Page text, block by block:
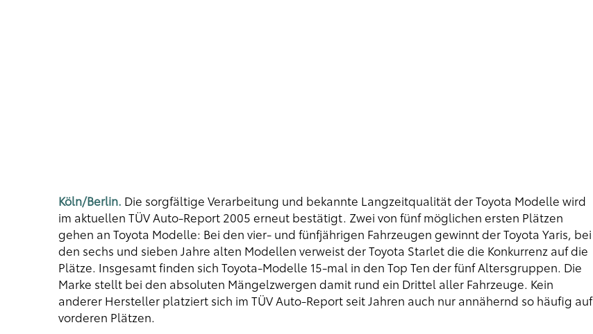
Köln/Berlin. Die sorgfältige Verarbeitung und bekannte Langzeitqualität der Toyota Modelle wird
im aktuellen TÜV Auto-Report 2005 erneut bestätigt. Zwei von fünf möglichen ersten Plätzen
gehen an Toyota Modelle: Bei den vier- und fünfjährigen Fahrzeugen gewinnt der Toyota Yaris, bei
den sechs und sieben Jahre alten Modellen verweist der Toyota Starlet die die Konkurrenz auf die
Plätze. Insgesamt finden sich Toyota-Modelle 15-mal in den Top Ten der fünf Altersgruppen. Die
Marke stellt bei den absoluten Mängelzwergen damit rund ein Drittel aller Fahrzeuge. Kein
anderer Hersteller platziert sich im TÜV Auto-Report seit Jahren auch nur annähernd so häufig auf
vorderen Plätzen.